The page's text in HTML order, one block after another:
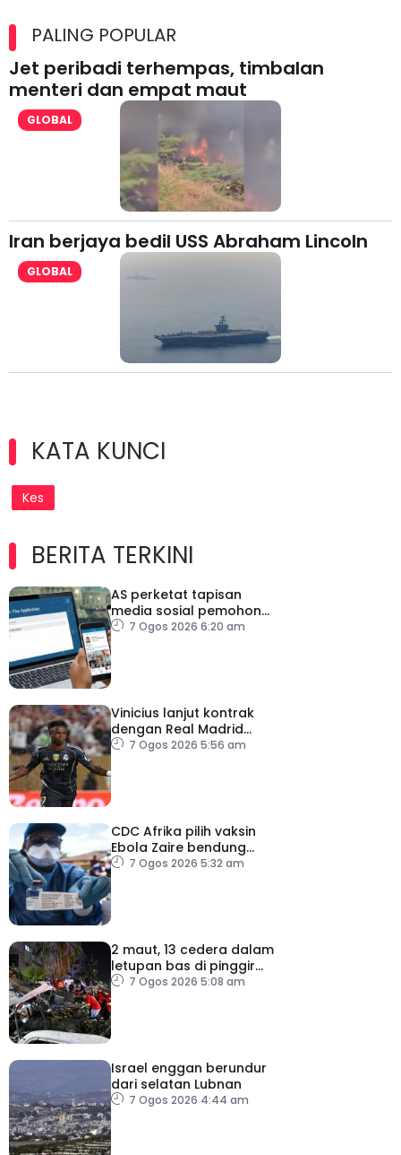
lesen separuh pertama 2026
PALING POPULAR
Jet peribadi terhempas, timbalan
menteri dan empat maut
GLOBAL
Iran berjaya bedil USS Abraham Lincoln
GLOBAL
KATA KUNCI
Kes
BERITA TERKINI
AS perketat tapisan
media sosial pemohon
visa7 Ogos 2026 6:20 am
Vinicius lanjut kontrak
dengan Real Madrid
hingga 2032
7 Ogos 2026 5:56 am
CDC Afrika pilih vaksin
Ebola Zaire bendung
penularan wabak
7 Ogos 2026 5:32 am
2 maut, 13 cedera dalam
letupan bas di pinggir
Damsyik
7 Ogos 2026 5:08 am
Israel enggan berundur
dari selatan Lubnan
7 Ogos 2026 4:44 am